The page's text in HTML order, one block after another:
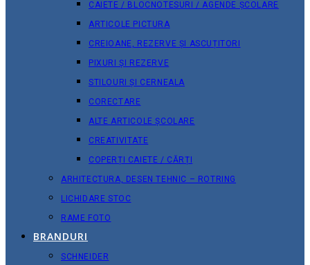
CAIETE / BLOCNOTESURI / AGENDE ȘCOLARE
ARTICOLE PICTURA
CREIOANE, REZERVE ȘI ASCUȚITORI
PIXURI ȘI REZERVE
STILOURI ȘI CERNEALA
CORECTARE
ALTE ARTICOLE ȘCOLARE
CREATIVITATE
COPERȚI CAIETE / CĂRȚI
ARHITECTURA, DESEN TEHNIC – ROTRING
LICHIDARE STOC
RAME FOTO
BRANDURI
SCHNEIDER